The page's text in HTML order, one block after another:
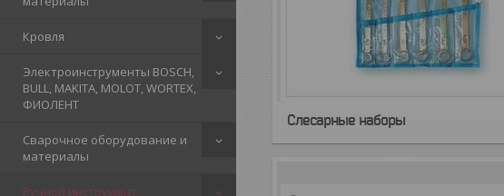
Кровля
Электроинструменты BOSCH,
BULL, MAKITA, MOLOT, WORTEX,
ФИОЛЕНТ
Сварочное оборудование и
материалы
Ручной инструмент
Слесарные наборы